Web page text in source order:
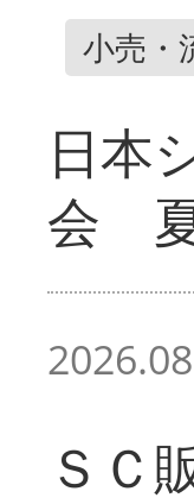
小売・
日本
会
ＳＣ